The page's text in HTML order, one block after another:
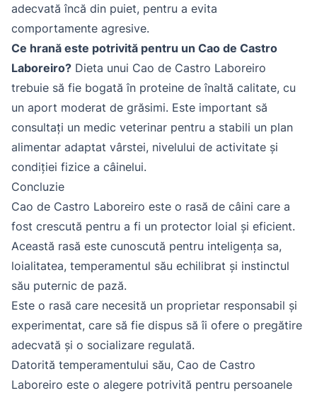
adecvată încă din puiet, pentru a evita
comportamente agresive.
Ce hrană este potrivită pentru un Cao de Castro
Laboreiro? Dieta unui Cao de Castro Laboreiro
trebuie să fie bogată în proteine ​​de înaltă calitate, cu
un aport moderat de grăsimi. Este important să
consultați un medic veterinar pentru a stabili un plan
alimentar adaptat vârstei, nivelului de activitate și
condiției fizice a câinelui.
Concluzie
Cao de Castro Laboreiro este o rasă de câini care a
fost crescută pentru a fi un protector loial și eficient.
Această rasă este cunoscută pentru inteligența sa,
loialitatea, temperamentul său echilibrat și instinctul
său puternic de pază.
Este o rasă care necesită un proprietar responsabil și
experimentat, care să fie dispus să îi ofere o pregătire
adecvată și o socializare regulată.
Datorită temperamentului său, Cao de Castro
Laboreiro este o alegere potrivită pentru persoanele